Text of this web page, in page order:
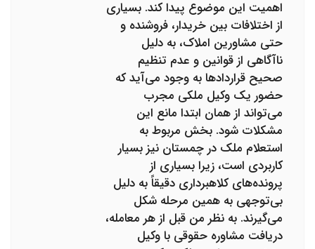
اهمیت این موضوع پیدا کند. بسیاری
از اختلافات بین خریدار، فروشنده و
حتی مشاورین املاک، به دلیل
ناآگاهی از قوانین و عدم تنظیم
صحیح قراردادها به وجود می‌آید که
حضور یک وکیل ملکی مجرب
می‌تواند از همان ابتدا مانع این
مشکلات شود. بخش مربوط به
استعلام ملک در چمستان نیز بسیار
کاربردی است، زیرا بسیاری از
پرونده‌های کلاهبرداری دقیقاً به دلیل
بی‌توجهی به همین مرحله شکل
می‌گیرند. به نظر من قبل از هر معامله،
دریافت مشاوره حقوقی با وکیل